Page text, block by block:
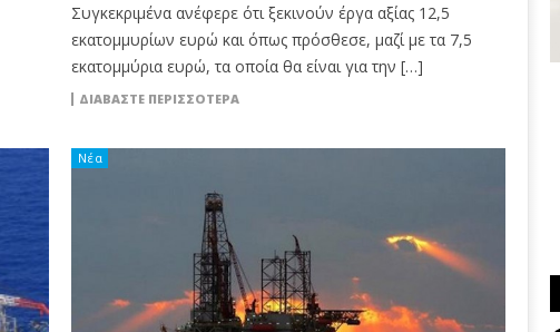
Συγκεκριμένα ανέφερε ότι ξεκινούν έργα αξίας 12,5
εκατομμυρίων ευρώ και όπως πρόσθεσε, μαζί με τα 7,5
εκατομμύρια ευρώ, τα οποία θα είναι για την […]
ΔΙΑΒΆΣΤΕ ΠΕΡΙΣΣΌΤΕΡΑ
Νέα